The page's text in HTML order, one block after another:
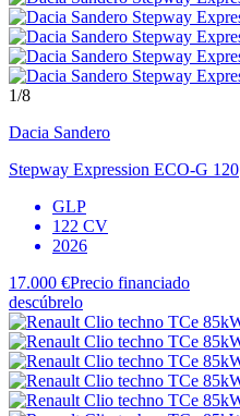
1/8
Dacia Sandero
Stepway Expression ECO-G 120
GLP
122 CV
2026
17.000 €Precio financiado
descúbrelo